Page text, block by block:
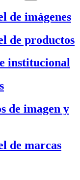
de imágenes
de productos
institucional
de imagen y
de marcas